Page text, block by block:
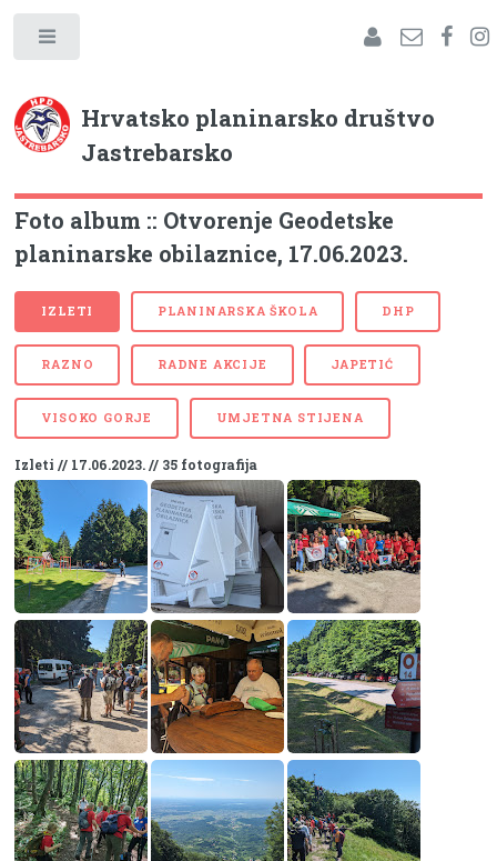
Hrvatsko planinarsko društvo
Jastrebarsko
Foto album :: Otvorenje Geodetske
planinarske obilaznice, 17.06.2023.
IZLETI PLANINARSKA ŠKOLA DHP
RAZNO RADNE AKCIJE JAPETIĆ
VISOKO GORJE UMJETNA STIJENA
Izleti // 17.06.2023. // 35 fotografija